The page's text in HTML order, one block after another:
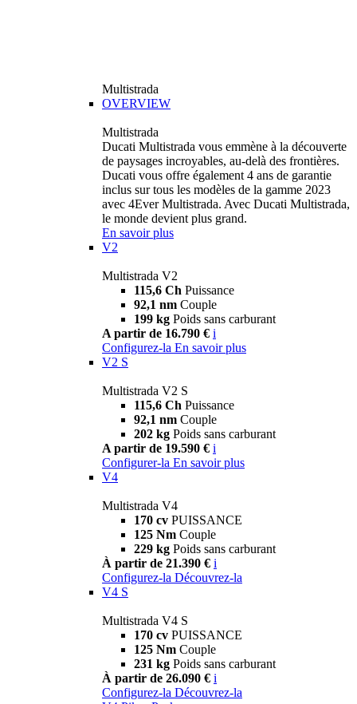
Multistrada
OVERVIEW
Multistrada
Ducati Multistrada vous emmène à la découverte
de paysages incroyables, au-delà des frontières.
Ducati vous offre également 4 ans de garantie
inclus sur tous les modèles de la gamme 2023
avec 4Ever Multistrada. Avec Ducati Multistrada,
le monde devient plus grand.
En savoir plus
V2
Multistrada V2
115,6 Ch Puissance
92,1 nm Couple
199 kg Poids sans carburant
A partir de 16.790 € i
Configurez-la En savoir plus
V2 S
Multistrada V2 S
115,6 Ch Puissance
92,1 nm Couple
202 kg Poids sans carburant
A partir de 19.590 € i
Configurer-la En savoir plus
V4
Multistrada V4
170 cv PUISSANCE
125 Nm Couple
229 kg Poids sans carburant
À partir de 21.390 € i
Configurez-la Découvrez-la
V4 S
Multistrada V4 S
170 cv PUISSANCE
125 Nm Couple
231 kg Poids sans carburant
À partir de 26.090 € i
Configurez-la Découvrez-la